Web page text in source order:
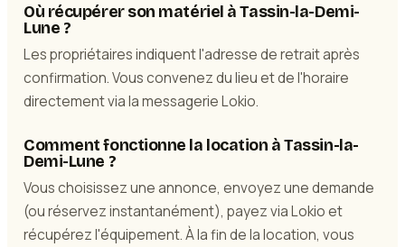
Où récupérer son matériel à Tassin-la-Demi-
Lune ?
Les propriétaires indiquent l'adresse de retrait après
confirmation. Vous convenez du lieu et de l'horaire
directement via la messagerie Lokio.
Comment fonctionne la location à Tassin-la-
Demi-Lune ?
Vous choisissez une annonce, envoyez une demande
(ou réservez instantanément), payez via Lokio et
récupérez l'équipement. À la fin de la location, vous